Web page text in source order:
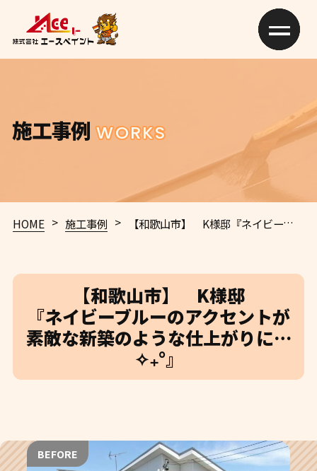
施工事例 WORKS
HOME > 施工事例 > 【和歌山市】 K様邸 『ネイビーブルーのアクセントが素敵な新築のような仕上がりに…✧₊°』
【和歌山市】 K様邸
『ネイビーブルーのアクセントが
素敵な新築のような仕上がりに…
✧₊°』
BEFORE